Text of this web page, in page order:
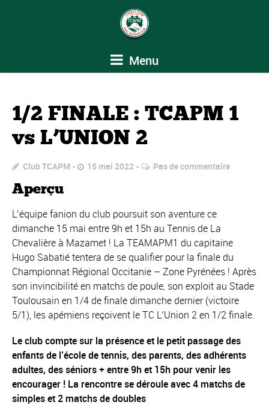
Menu
1/2 FINALE : TCAPM 1
vs L’UNION 2
Club TCAPM 15 mai 2022 Pas de commentaire
Aperçu
L’équipe fanion du club poursuit son aventure ce
dimanche 15 mai entre 9h et 15h au Tennis de La
Chevalière à Mazamet ! La TEAMAPM1 du capitaine
Hugo Sabatié tentera de se qualifier pour la finale du
Championnat Régional Occitanie – Zone Pyrénées ! Après
son invincibilité en matchs de poule, son exploit au Stade
Toulousain en 1/4 de finale dimanche dernier (victoire
5/1), les apémiens reçoivent le TC L’Union 2 en 1/2 finale.
Le club compte sur la présence et le petit passage des
enfants de l’école de tennis, des parents, des adhérents
adultes, des séniors + entre 9h et 15h pour venir les
encourager ! La rencontre se déroule avec 4 matchs de
simples et 2 matchs de doubles